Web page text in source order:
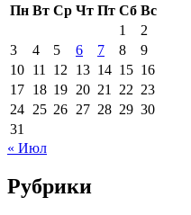
Пн Вт Ср Чт Пт Сб Вс
1
2
3
4 5 6 7 8
9
10 11 12 13 14 15 16
17 18 19 20 21 22 23
24 25 26 27 28 29 30
31
« Июл
Рубрики